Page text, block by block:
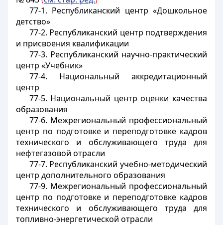
77-1. Республиканский центр «Дошкольное
детство»
77-2. Республиканский центр подтверждения
и присвоения квалификации
77-3. Республиканский научно-практический
центр «Учебник»
77-4. Национальный аккредитационный
центр
77-5. Национальный центр оценки качества
образования
77-6. Межрегиональный профессиональный
центр по подготовке и переподготовке кадров
технического и обслуживающего труда для
нефтегазовой отрасли
77-7. Республиканский учебно-методический
центр дополнительного образования
77-9. Межрегиональный профессиональный
центр по подготовке и переподготовке кадров
технического и обслуживающего труда для
топливно-энергетической отрасли